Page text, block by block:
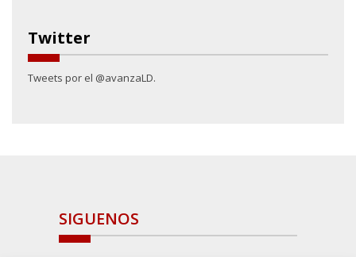
Twitter
Tweets por el @avanzaLD.
SIGUENOS